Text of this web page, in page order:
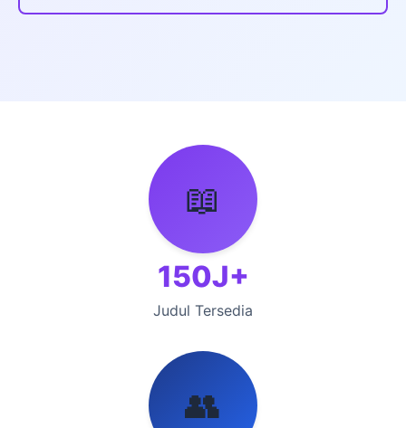
📖
150J+
Judul Tersedia
👥